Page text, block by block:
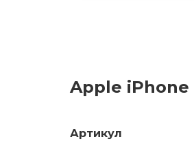
Apple iPhone
Артикул